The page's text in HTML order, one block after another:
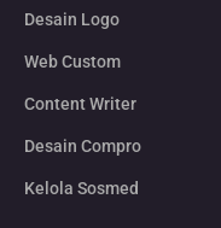
Desain Logo
Web Custom
Content Writer
Desain Compro
Kelola Sosmed